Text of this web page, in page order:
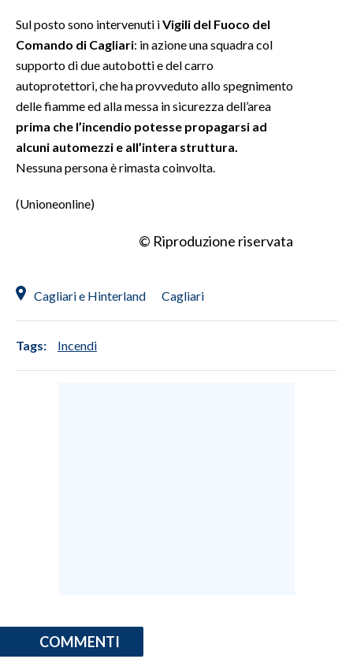
SARDI NEL MONDO
EVENTI
3 MINUTI CON
NECROLOGI
SPIAGGE
Sul posto sono intervenuti iVigili del Fuoco del
Comando di Cagliari: in azione una squadra col
supporto di due autobotti e del carro
autoprotettori, che ha provveduto allo spegnimento
delle fiamme ed alla messa in sicurezza dell’area
prima che l’incendio potesse propagarsi ad
alcuni automezzi e all’intera struttura.
Nessuna persona è rimasta coinvolta.
(Unioneonline)
© Riproduzione riservata
Cagliari e Hinterland Cagliari
Tags: Incendi
COMMENTI